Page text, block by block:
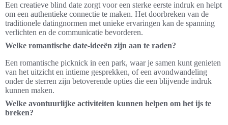
Een creatieve blind date zorgt voor een sterke eerste indruk en helpt
om een authentieke connectie te maken. Het doorbreken van de
traditionele datingnormen met unieke ervaringen kan de spanning
verlichten en de communicatie bevorderen.
Welke romantische date-ideeën zijn aan te raden?
Een romantische picknick in een park, waar je samen kunt genieten
van het uitzicht en intieme gesprekken, of een avondwandeling
onder de sterren zijn betoverende opties die een blijvende indruk
kunnen maken.
Welke avontuurlijke activiteiten kunnen helpen om het ijs te
breken?